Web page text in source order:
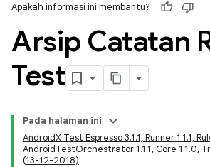
Apakah informasi ini membantu?
Arsip Catatan
Test
Pada halaman ini
AndroidX Test Espresso 3.1.1, Runner 1.1.1,
AndroidTestOrchestrator 1.1.1, Core 1.1.0,
(13-12-2018)